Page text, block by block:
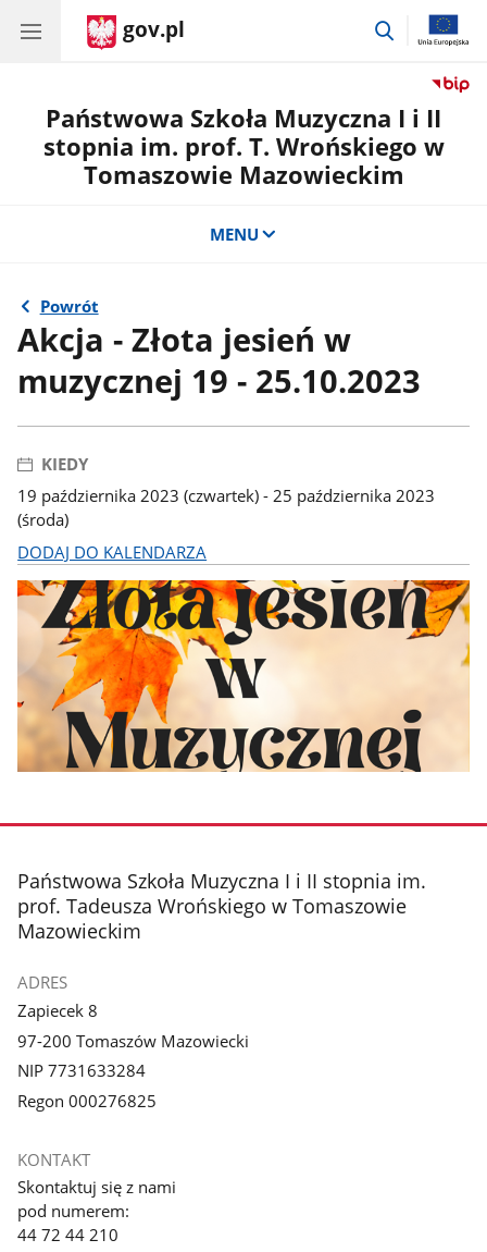
gov.pl
przejdź
Państwowa Szkoła Muzyczna I i II
stopnia im. prof. T. Wrońskiego w
Tomaszowie Mazowieckim
MENU
Powrót
Akcja - Złota jesień w
muzycznej 19 - 25.10.2023
KIEDY
19 października 2023 (czwartek) - 25 października 2023
(środa)
DODAJ DO KALENDARZA
stopka
Państwowa Szkoła Muzyczna I i II stopnia im.
prof. Tadeusza Wrońskiego w Tomaszowie
Mazowieckim
ADRES
Zapiecek 8
97-200 Tomaszów Mazowiecki
NIP 7731633284
Regon 000276825
KONTAKT
Skontaktuj się z nami
pod numerem:
44 72 44 210